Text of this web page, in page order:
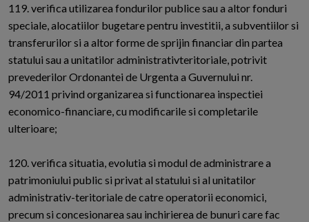
119. verifica utilizarea fondurilor publice sau a altor fonduri
speciale, alocatiilor bugetare pentru investitii, a subventiilor si
transferurilor si a altor forme de sprijin financiar din partea
statului sau a unitatilor administrativteritoriale, potrivit
prevederilor Ordonantei de Urgenta a Guvernului nr.
94/2011 privind organizarea si functionarea inspectiei
economico-financiare, cu modificarile si completarile
ulterioare;
120. verifica situatia, evolutia si modul de administrare a
patrimoniului public si privat al statului si al unitatilor
administrativ-teritoriale de catre operatorii economici,
precum si concesionarea sau inchirierea de bunuri care fac